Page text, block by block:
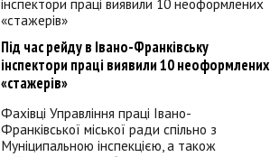
Під час рейду в Івано-Франківську
інспектори праці виявили 10 неоформлених
«стажерів»
Фахівці Управління праці Івано-
Франківської міської ради спільно з
Муніципальною інспекцією, а також